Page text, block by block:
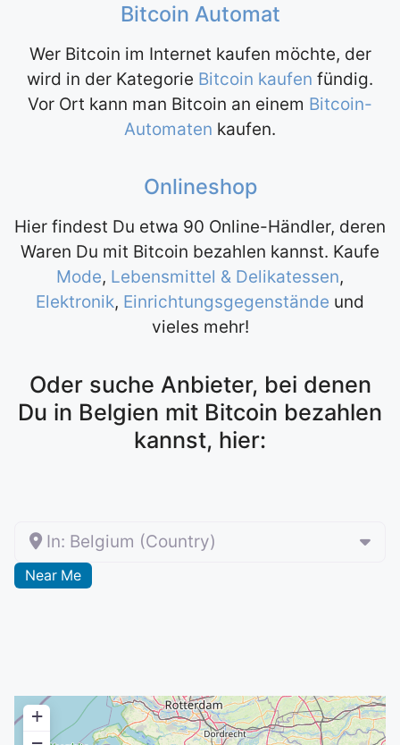
Bitcoin Automat
Wer Bitcoin im Internet kaufen möchte, der
wird in der Kategorie Bitcoin kaufen fündig.
Vor Ort kann man Bitcoin an einem Bitcoin-
Automaten kaufen.
Onlineshop
Hier findest Du etwa 90 Online-Händler, deren
Waren Du mit Bitcoin bezahlen kannst. Kaufe
Mode, Lebensmittel & Delikatessen,
Elektronik, Einrichtungsgegenstände und
vieles mehr!
Oder suche Anbieter, bei denen
Du in Belgien mit Bitcoin bezahlen
kannst, hier:
In: Belgium (Country)
Near Me
+